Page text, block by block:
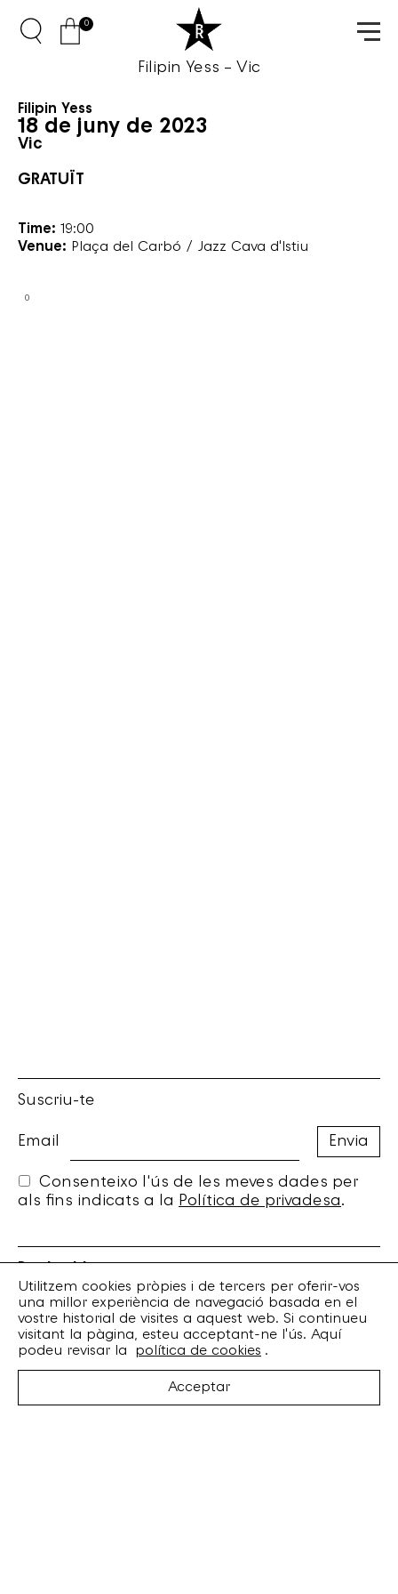
Filipin Yess – Vic
0
Filipin Yess
18 de juny de 2023
Vic
GRATUÏT
Time: 19:00
Venue: Plaça del Carbó / Jazz Cava d'Istiu
0
Suscriu-te
Email
Consenteixo l'ús de les meves dades per
als fins indicats a la Política de privadesa.
Torrent de l’Olla, 203 Local 1
08012 Barcelona
+34 932 070 164
bankrobber@bankrobber.net
Utilitzem cookies pròpies i de tercers per oferir-vos
una millor experiència de navegació basada en el
vostre historial de visites a aquest web. Si continueu
visitant la pàgina, esteu acceptant-ne l'ús. Aquí
podeu revisar la
política de cookies .
Acceptar